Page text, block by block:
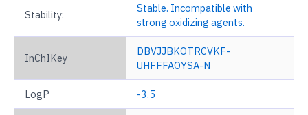
Stability:
Stable. Incompatible with
strong oxidizing agents.
InChIKey
DBVJJBKOTRCVKF-
UHFFFAOYSA-N
LogP -3.5